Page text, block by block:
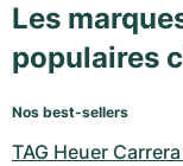
Les
populaires
Nos best-sellers
TAG Heuer